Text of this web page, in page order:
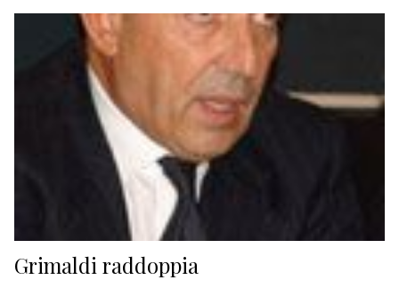
EDITORIALI
Grimaldi raddoppia